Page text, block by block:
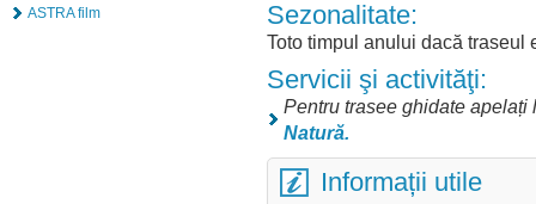
ASTRA film
Sezonalitate:
Toto timpul anului dacă traseul
Servicii şi activităţi:
Pentru trasee ghidate
Natură.
Informații utile